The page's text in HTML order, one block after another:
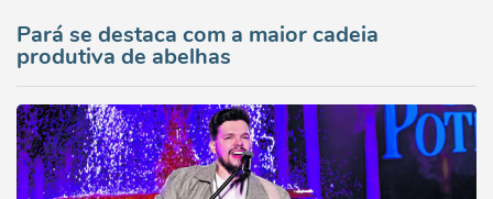
Pará se destaca com a maior cadeia
produtiva de abelhas